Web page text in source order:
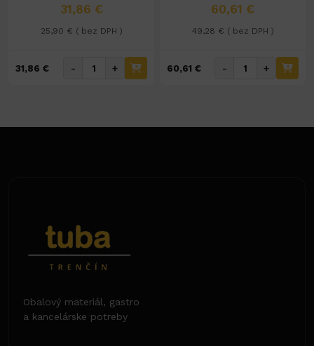
31,86 €
25,90 € ( bez DPH )
31,86 € - +
60,61 €
49,28 € ( bez DPH )
60,61 € - +
Obalový materiál, gastro
a kancelárske potreby